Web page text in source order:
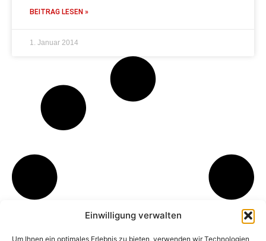
Einwilligung verwalten
Um Ihnen ein optimales Erlebnis zu bieten, verwenden wir Technologien
BEITRAG LESEN »
1. Januar 2014